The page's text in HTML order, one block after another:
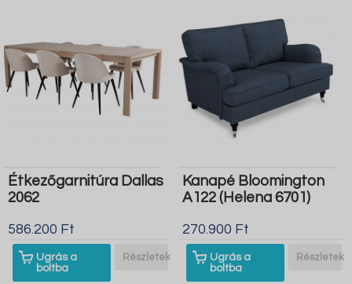
Étkezőgarnitúra Dallas
2062
586.200 Ft
Ugrás a
boltba
Részletek
Kanapé Bloomington
A122 (Helena 6701)
270.900 Ft
Ugrás a
boltba
Részletek